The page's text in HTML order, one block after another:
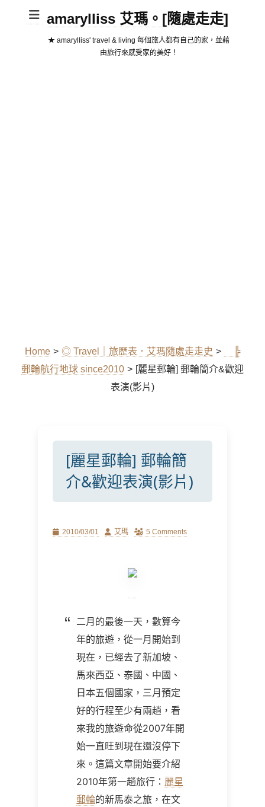
amarylliss 艾瑪。[隨處走走]
★ amarylliss' travel & living 每個旅人都有自己的家，並藉
由旅行來感受家的美好！
Home > ◎ Travel｜旅歷表．艾瑪隨處走走史 >
╠
郵輪航行地球 since2010 > [麗星郵輪] 郵輪簡介&歡迎
表演(影片)
[麗星郵輪] 郵輪簡
介&歡迎表演(影片)
Posted2010/03/01 Author
艾瑪 5 Comments
二月的最後一天，數算今
年的旅遊，從一月開始到
現在，已經去了新加坡、
馬來西亞、泰國、中國、
日本五個國家，三月預定
好的行程至少有兩趟，看
來我的旅遊命從2007年開
始一直旺到現在還沒停下
來。這篇文章開始要介紹
2010年第一趟旅行： 麗星
郵輪的新馬泰之旅，在文